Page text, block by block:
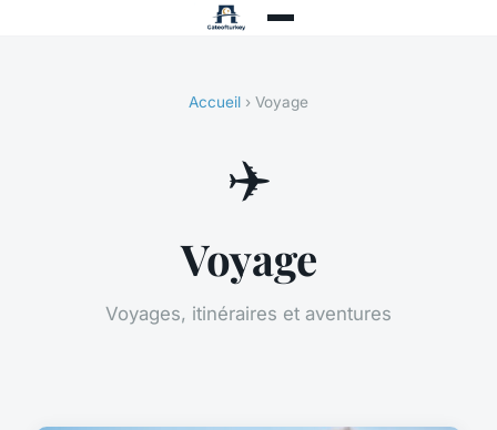
Accueil › Voyage
✈️
Voyage
Voyages, itinéraires et aventures